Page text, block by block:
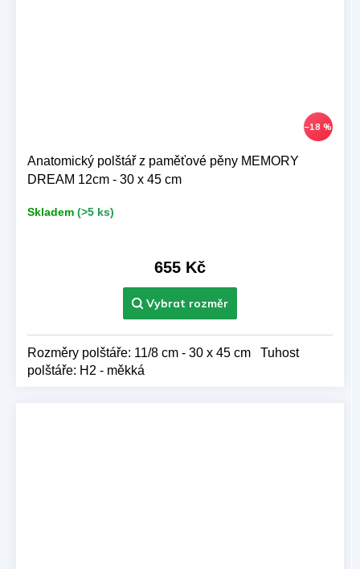
–18 %
Anatomický polštář z paměťové pěny MEMORY
DREAM 12cm - 30 x 45 cm
Skladem (>5 ks)
655 Kč
Rozměry polštáře: 11/8 cm - 30 x 45 cm Tuhost
polštáře: H2 - měkká